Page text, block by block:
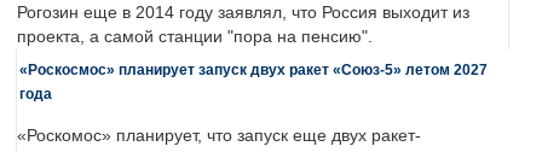
Рогозин еще в 2014 году заявлял, что Россия выходит из
проекта, а самой станции "пора на пенсию".
«Роскосмос» планирует запуск двух ракет «Союз-5» летом 2027
года
«Роскомос» планирует, что запуск еще двух ракет-